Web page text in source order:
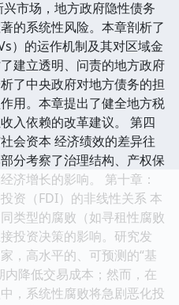
市场，地方政府隐性债务
的系统性风险。本章剖析了
）的运作机制及其对区域金
建立透明、问责的地方政府
了中央政府对地方债务的担
用。本章提出了健全地方税
入依赖的改革建议。 第四
会资本 经济绩效的差异往
分考察了治理结构、产权保
济增长的影响。 第十章：
资（FDI）的非线性关系 本
类型的腐败（如寻租性腐败
投资决策的影响。研究发
，高水平的、可预测的“基
内降低交易成本；然而，在
，系统性腐败将急剧恶化投